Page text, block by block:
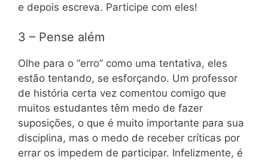
e depois escreva. Participe com eles!
3 – Pense além
Olhe para o “erro” como uma tentativa, eles
estão tentando, se esforçando. Um professor
de história certa vez comentou comigo que
muitos estudantes têm medo de fazer
suposições, o que é muito importante para sua
disciplina, mas o medo de receber críticas por
errar os impedem de participar. Infelizmente, é